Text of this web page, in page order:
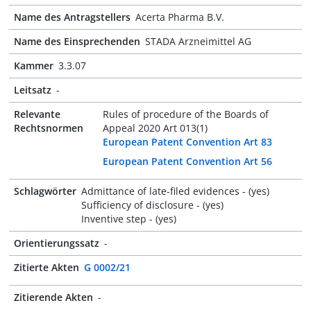
Name des Antragstellers Acerta Pharma B.V.
Name des Einsprechenden STADA Arzneimittel AG
Kammer 3.3.07
Leitsatz -
Relevante
Rechtsnormen
Rules of procedure of the Boards of
Appeal 2020 Art 013(1)
European Patent Convention Art 83
European Patent Convention Art 56
Schlagwörter Admittance of late-filed evidences - (yes)
Sufficiency of disclosure - (yes)
Inventive step - (yes)
Orientierungssatz -
Zitierte Akten G 0002/21
Zitierende Akten -